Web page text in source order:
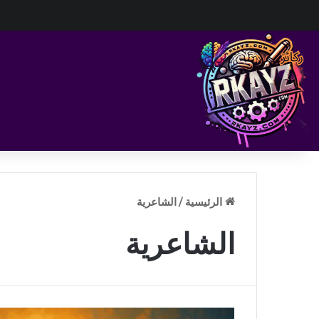
الرئيسية /الشاعرية
الشاعرية